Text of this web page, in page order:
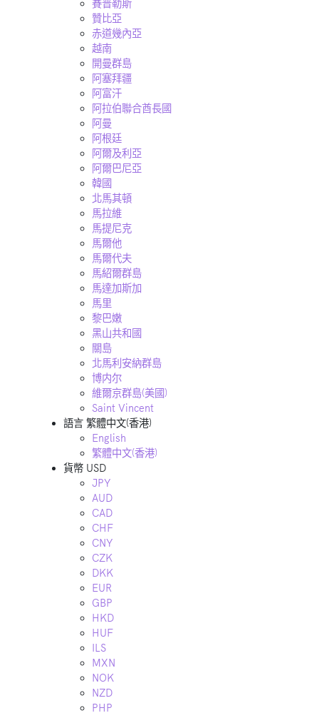
賽普勒斯
贊比亞
赤道幾內亞
越南
開曼群島
阿塞拜疆
阿富汗
阿拉伯聯合酋長國
阿曼
阿根廷
阿爾及利亞
阿爾巴尼亞
韓國
北馬其頓
馬拉維
馬提尼克
馬爾他
馬爾代夫
馬紹爾群島
馬達加斯加
馬里
黎巴嫩
黑山共和國
關島
北馬利安納群島
博内尔
維爾京群島(美國)
Saint Vincent
語言 繁體中文(香港)
English
繁體中文(香港)
貨幣 USD
JPY
AUD
CAD
CHF
CNY
CZK
DKK
EUR
GBP
HKD
HUF
ILS
MXN
NOK
NZD
PHP